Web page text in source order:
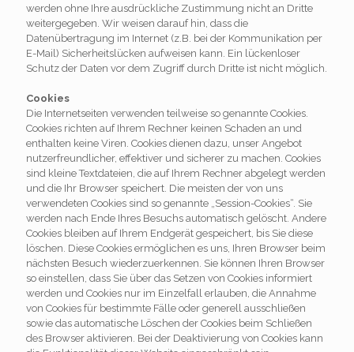
werden ohne Ihre ausdrückliche Zustimmung nicht an Dritte
weitergegeben. Wir weisen darauf hin, dass die
Datenübertragung im Internet (z.B. bei der Kommunikation per
E-Mail) Sicherheitslücken aufweisen kann. Ein lückenloser
Schutz der Daten vor dem Zugriff durch Dritte ist nicht möglich.
Cookies
Die Internetseiten verwenden teilweise so genannte Cookies.
Cookies richten auf Ihrem Rechner keinen Schaden an und
enthalten keine Viren. Cookies dienen dazu, unser Angebot
nutzerfreundlicher, effektiver und sicherer zu machen. Cookies
sind kleine Textdateien, die auf Ihrem Rechner abgelegt werden
und die Ihr Browser speichert. Die meisten der von uns
verwendeten Cookies sind so genannte „Session-Cookies“. Sie
werden nach Ende Ihres Besuchs automatisch gelöscht. Andere
Cookies bleiben auf Ihrem Endgerät gespeichert, bis Sie diese
löschen. Diese Cookies ermöglichen es uns, Ihren Browser beim
nächsten Besuch wiederzuerkennen. Sie können Ihren Browser
so einstellen, dass Sie über das Setzen von Cookies informiert
werden und Cookies nur im Einzelfall erlauben, die Annahme
von Cookies für bestimmte Fälle oder generell ausschließen
sowie das automatische Löschen der Cookies beim Schließen
des Browser aktivieren. Bei der Deaktivierung von Cookies kann